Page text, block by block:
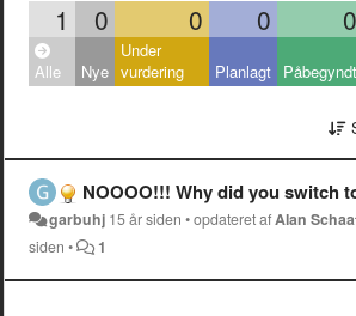
1 0 0 0 0
Alle Nye
Under
vurdering
Planlagt Påbegyndt
NOOOO!!! Why did you switch to that stupid window-in-webpage zoom
garbuhj 15 år siden •opdateret afAlan
siden • 1